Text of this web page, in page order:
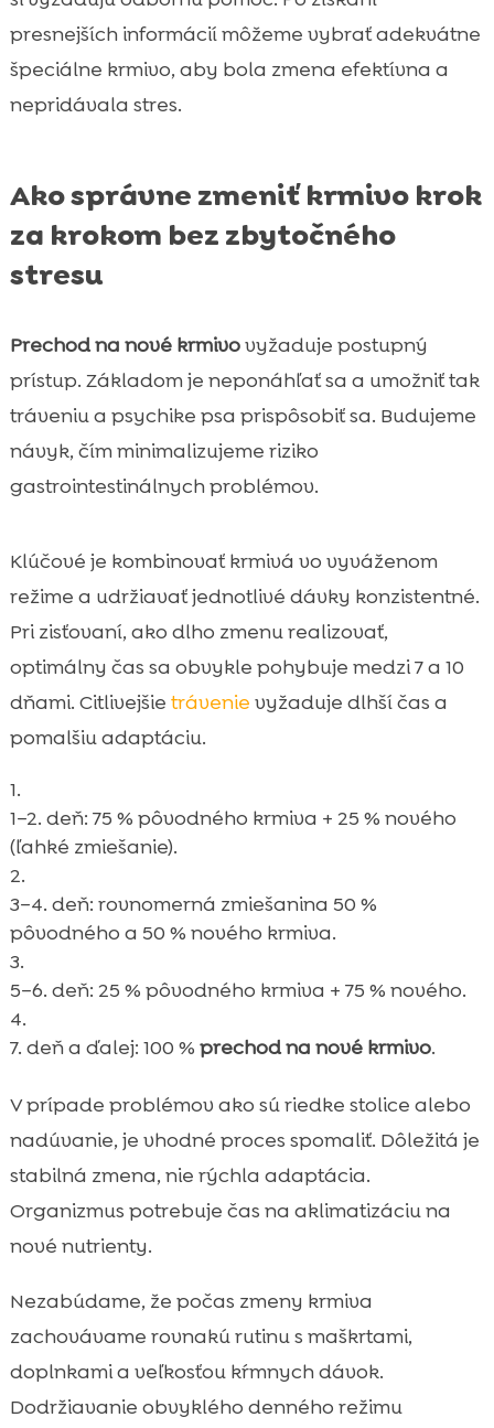
presnejších informácií môžeme vybrať adekvátne
špeciálne krmivo, aby bola zmena efektívna a
nepridávala stres.
Ako správne zmeniť krmivo krok
za krokom bez zbytočného
stresu
Prechod na nové krmivovyžaduje postupný
prístup. Základom je neponáhľať sa a umožniť tak
tráveniu a psychike psa prispôsobiť sa. Budujeme
návyk, čím minimalizujeme riziko
gastrointestinálnych problémov.
Klúčové je kombinovať krmivá vo vyváženom
režime a udržiavať jednotlivé dávky konzistentné.
Pri zisťovaní, ako dlho zmenu realizovať,
optimálny čas sa obvykle pohybuje medzi 7 a 10
dňami. Citlivejšie trávenie vyžaduje dlhší čas a
pomalšiu adaptáciu.
1–2. deň: 75 % pôvodného krmiva + 25 % nového
(ľahké zmiešanie).
3–4. deň: rovnomerná zmiešanina 50 %
pôvodného a 50 % nového krmiva.
5–6. deň: 25 % pôvodného krmiva + 75 % nového.
7. deň a ďalej: 100 % prechod na nové krmivo.
V prípade problémov ako sú riedke stolice alebo
nadúvanie, je vhodné proces spomaliť. Dôležitá je
stabilná zmena, nie rýchla adaptácia.
Organizmus potrebuje čas na aklimatizáciu na
nové nutrienty.
Nezabúdame, že počas zmeny krmiva
zachovávame rovnakú rutinu s maškrtami,
doplnkami a veľkosťou kŕmnych dávok.
Dodržiavanie obvyklého denného režimu